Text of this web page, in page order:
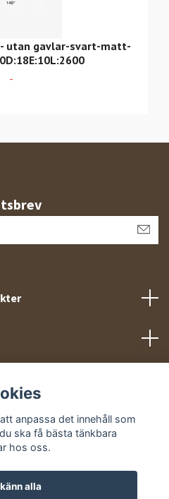
- utan gavlar-svart-matt-
-
anpassa det innehåll som
ska få bästa tänkbara
hos oss.
alla